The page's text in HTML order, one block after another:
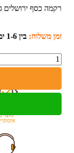
רקמה כסף ירושלים גודל
זמן משלוח: בין 1-6 ימי עסקים עם שליח עד לבית הלקוח
כמות